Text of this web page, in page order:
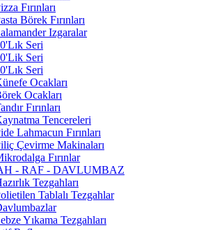
Fırınları
Börek Fırınları
Izgaralar
Seri
Seri
Seri
Ocakları
Ocakları
Fırınları
Tencereleri
Lahmacun Fırınları
Çevirme Makinaları
Fırınlar
- RAF - DAVLUMBAZ
Tezgahları
Tablalı Tezgahlar
Yıkama Tezgahları